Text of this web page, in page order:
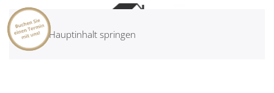
Zum Hauptinhalt springen